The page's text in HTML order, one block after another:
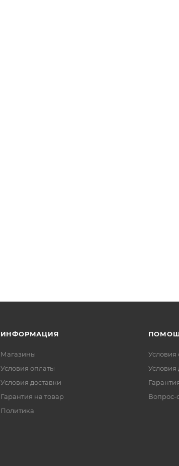
ИНФОРМАЦИЯ
Магазины
Условия оплаты
Условия доставки
Гарантия на товар
Политика
Условия
Условия
Вопрос-